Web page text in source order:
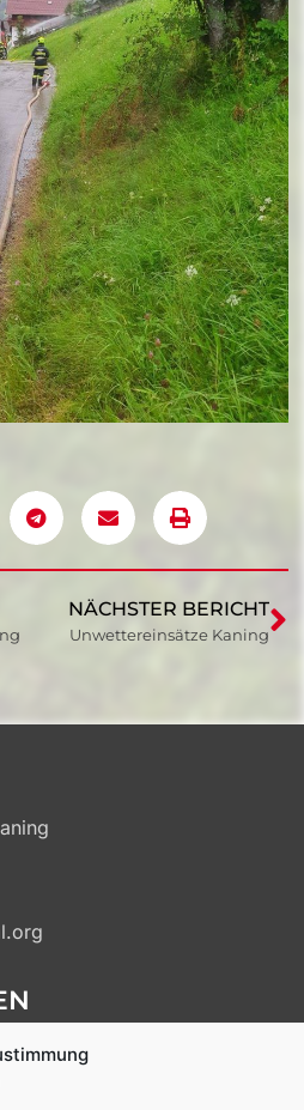
NÄCHSTER BERICHT
Unwettereinsätze Kaning